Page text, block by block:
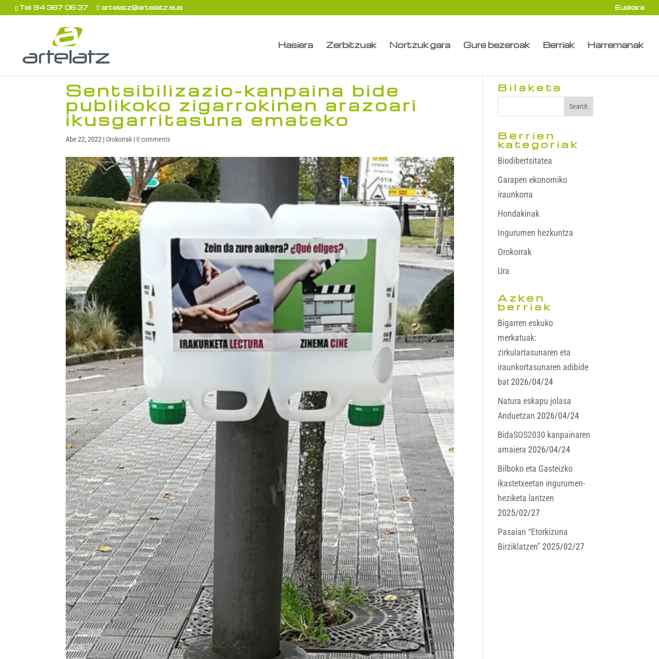
Tel: 94 367 06 37 artelatz@artelatz.eus Euskara
Hasiera Zerbitzuak Nortzuk gara Gure bezeroak Berriak Harremanak
Sentsibilizazio-kanpaina bide
publikoko zigarrokinen arazoari
ikusgarritasuna emateko
Abe 22, 2022 | Orokorrak |0 comments
Bilaketa
Berrien
kategoriak
Biodibertsitatea
Garapen ekonomiko
iraunkorra
Hondakinak
Ingurumen hezkuntza
Orokorrak
Ura
Azken
berriak
Bigarren eskuko
merkatuak:
zirkulartasunaren eta
iraunkortasunaren adibide
bat 2026/04/24
Natura eskapu jolasa
Anduetzan 2026/04/24
BidaSOS2030 kanpainaren
amaiera 2026/04/24
Bilboko eta Gasteizko
ikastetxeetan ingurumen-
heziketa lantzen
2025/02/27
Pasaian “Etorkizuna
Birziklatzen” 2025/02/27